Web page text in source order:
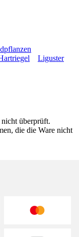
Liguster
überprüft.
die die Ware nicht